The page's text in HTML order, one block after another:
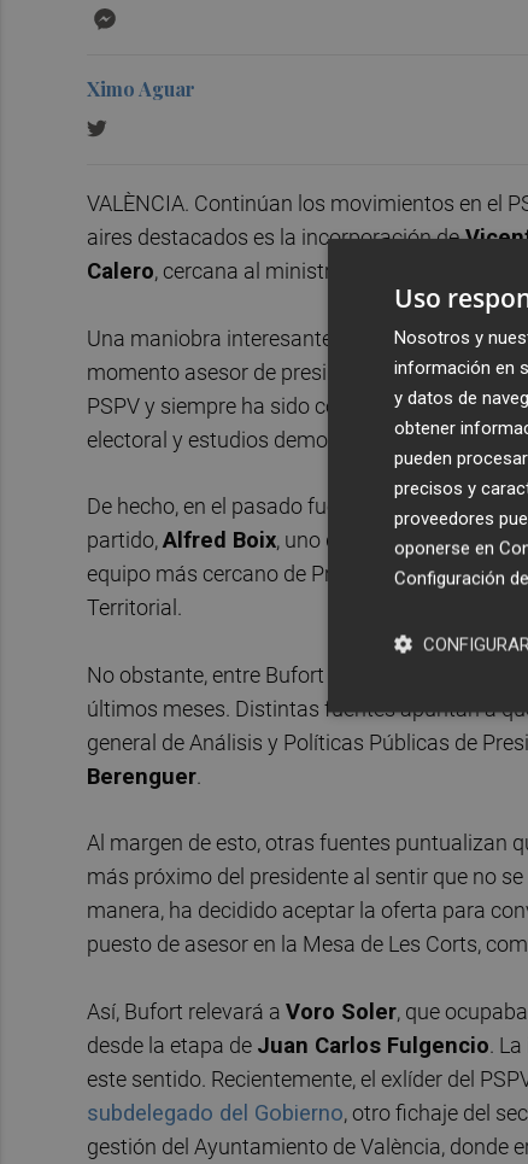
Ximo Aguar
VALÈNCIA. Continúan los movimientos en el
aires destacados es la incorporación de
Calero, cercana al ministro de Transporte,
Una maniobra interesante para los
momento asesor de presidencia de Les
PSPV y siempre ha sido considerado como
electoral y estudios demoscópicos.
De hecho, en el pasado fue uno de los más
partido,Alfred Boix, uno de los hombres más
equipo más cercano de Presidencia como
Territorial.
No obstante, entre Bufort y el núcleo duro del
últimos meses. Distintas fuentes apuntan a
general de Análisis y Políticas Públicas de
Berenguer.
Al margen de esto, otras fuentes puntualizan
más próximo del presidente al sentir que no
manera, ha decidido aceptar la oferta para
puesto de asesor en la Mesa de Les Corts,
Así, Bufort relevará a Voro Soler, que
desde la etapa de Juan Carlos Fulgencio.
este sentido. Recientemente, el exlíder del
subdelegado del Gobierno, otro fichaje del
gestión del Ayuntamiento de València, donde
Uso
Nosotros y
información en
y datos de
obtener
pueden
precisos y
proveedores
oponerse en
Configuración
CONFIGURAR